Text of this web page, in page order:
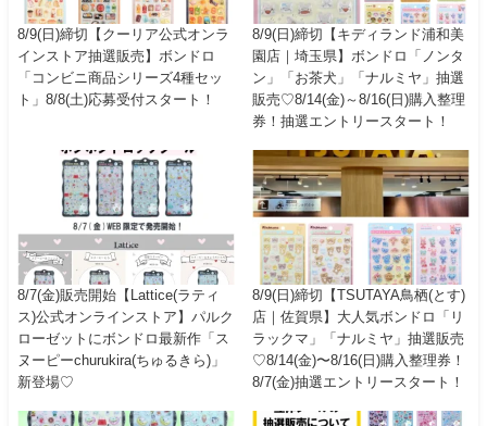
8/9(日)締切【クーリア公式オンラ
インストア抽選販売】ボンドロ
「コンビニ商品シリーズ4種セッ
ト」8/8(土)応募受付スタート！
8/9(日)締切【キディランド浦和美
園店｜埼玉県】ボンドロ「ノンタ
ン」「お茶犬」「ナルミヤ」抽選
販売♡8/14(金)～8/16(日)購入整理
券！抽選エントリースタート！
8/7(金)販売開始【Lattice(ラティ
ス)公式オンラインストア】パルク
ローゼットにボンドロ最新作「ス
ヌーピーchurukira(ちゅるきら)」
新登場♡
8/9(日)締切【TSUTAYA鳥栖(とす)
店｜佐賀県】大人気ボンドロ「リ
ラックマ」「ナルミヤ」抽選販売
♡8/14(金)〜8/16(日)購入整理券！
8/7(金)抽選エントリースタート！